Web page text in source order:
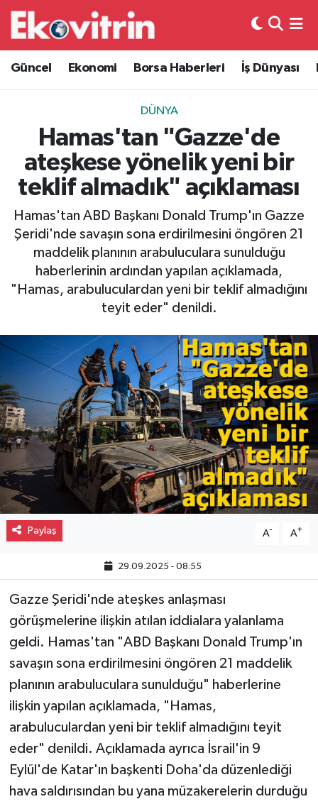
Güncel Ekonomi Borsa Haberleri İş Dünyası
DÜNYA
Hamas'tan "Gazze'de
ateşkese yönelik yeni bir
teklif almadık" açıklaması
Hamas'tan ABD Başkanı Donald Trump'ın Gazze
Şeridi'nde savaşın sona erdirilmesini öngören 21
maddelik planının arabuluculara sunulduğu
haberlerinin ardından yapılan açıklamada,
"Hamas, arabuluculardan yeni bir teklif almadığını
teyit eder" denildi.
Paylaş A- A+
29.09.2025 - 08:55
Gazze Şeridi'nde ateşkes anlaşması
görüşmelerine ilişkin atılan iddialara yalanlama
geldi. Hamas'tan "ABD Başkanı Donald Trump'ın
savaşın sona erdirilmesini öngören 21 maddelik
planının arabuluculara sunulduğu" haberlerine
ilişkin yapılan açıklamada, "Hamas,
arabuluculardan yeni bir teklif almadığını teyit
eder" denildi. Açıklamada ayrıca İsrail'in 9
Eylül'de Katar'ın başkenti Doha'da düzenlediği
hava saldırısından bu yana müzakerelerin durduğu
Güncel
Ekonomi
Borsa Haberleri
İş Dünyası
Lojistik
Otovitrin
Asayiş
Gayrimenkul
Spor
Eğitim
Hava Durumu
Trafik Durumu
Süper Lig Puan Durumu ve Fikstür
Tüm Manşetler
Son Dakika Haberleri
Haber Arşivi